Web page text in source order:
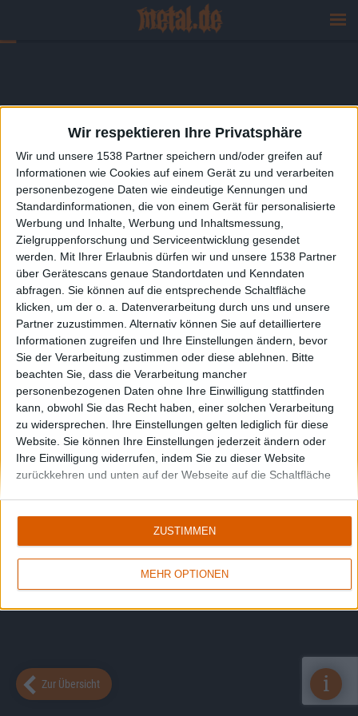
Wir respektieren Ihre Privatsphäre
Wir und unsere 1538 Partner speichern und/oder greifen auf
Informationen wie Cookies auf einem Gerät zu und verarbeiten
personenbezogene Daten wie eindeutige Kennungen und
Standardinformationen, die von einem Gerät für personalisierte
Werbung und Inhalte, Werbung und Inhaltsmessung,
Zielgruppenforschung und Serviceentwicklung gesendet
werden.
Mit Ihrer Erlaubnis dürfen wir und unsere 1538 Partner
über Gerätescans genaue Standortdaten und Kenndaten
abfragen. Sie können auf die entsprechende Schaltfläche
klicken, um der o. a. Datenverarbeitung durch uns und unsere
Partner zuzustimmen. Alternativ können Sie auf detailliertere
Informationen zugreifen und Ihre Einstellungen ändern, bevor
Sie der Verarbeitung zustimmen oder diese ablehnen.
Bitte
beachten Sie, dass die Verarbeitung mancher
personenbezogenen Daten ohne Ihre Einwilligung stattfinden
kann, obwohl Sie das Recht haben, einer solchen Verarbeitung
zu widersprechen. Ihre Einstellungen gelten lediglich für diese
Website. Sie können Ihre Einstellungen jederzeit ändern oder
Ihre Einwilligung widerrufen, indem Sie zu dieser Website
zurückkehren und unten auf der Webseite auf die Schaltfläche
MEHR OPTIONEN
ZUSTIMMEN
Zur Übersicht i